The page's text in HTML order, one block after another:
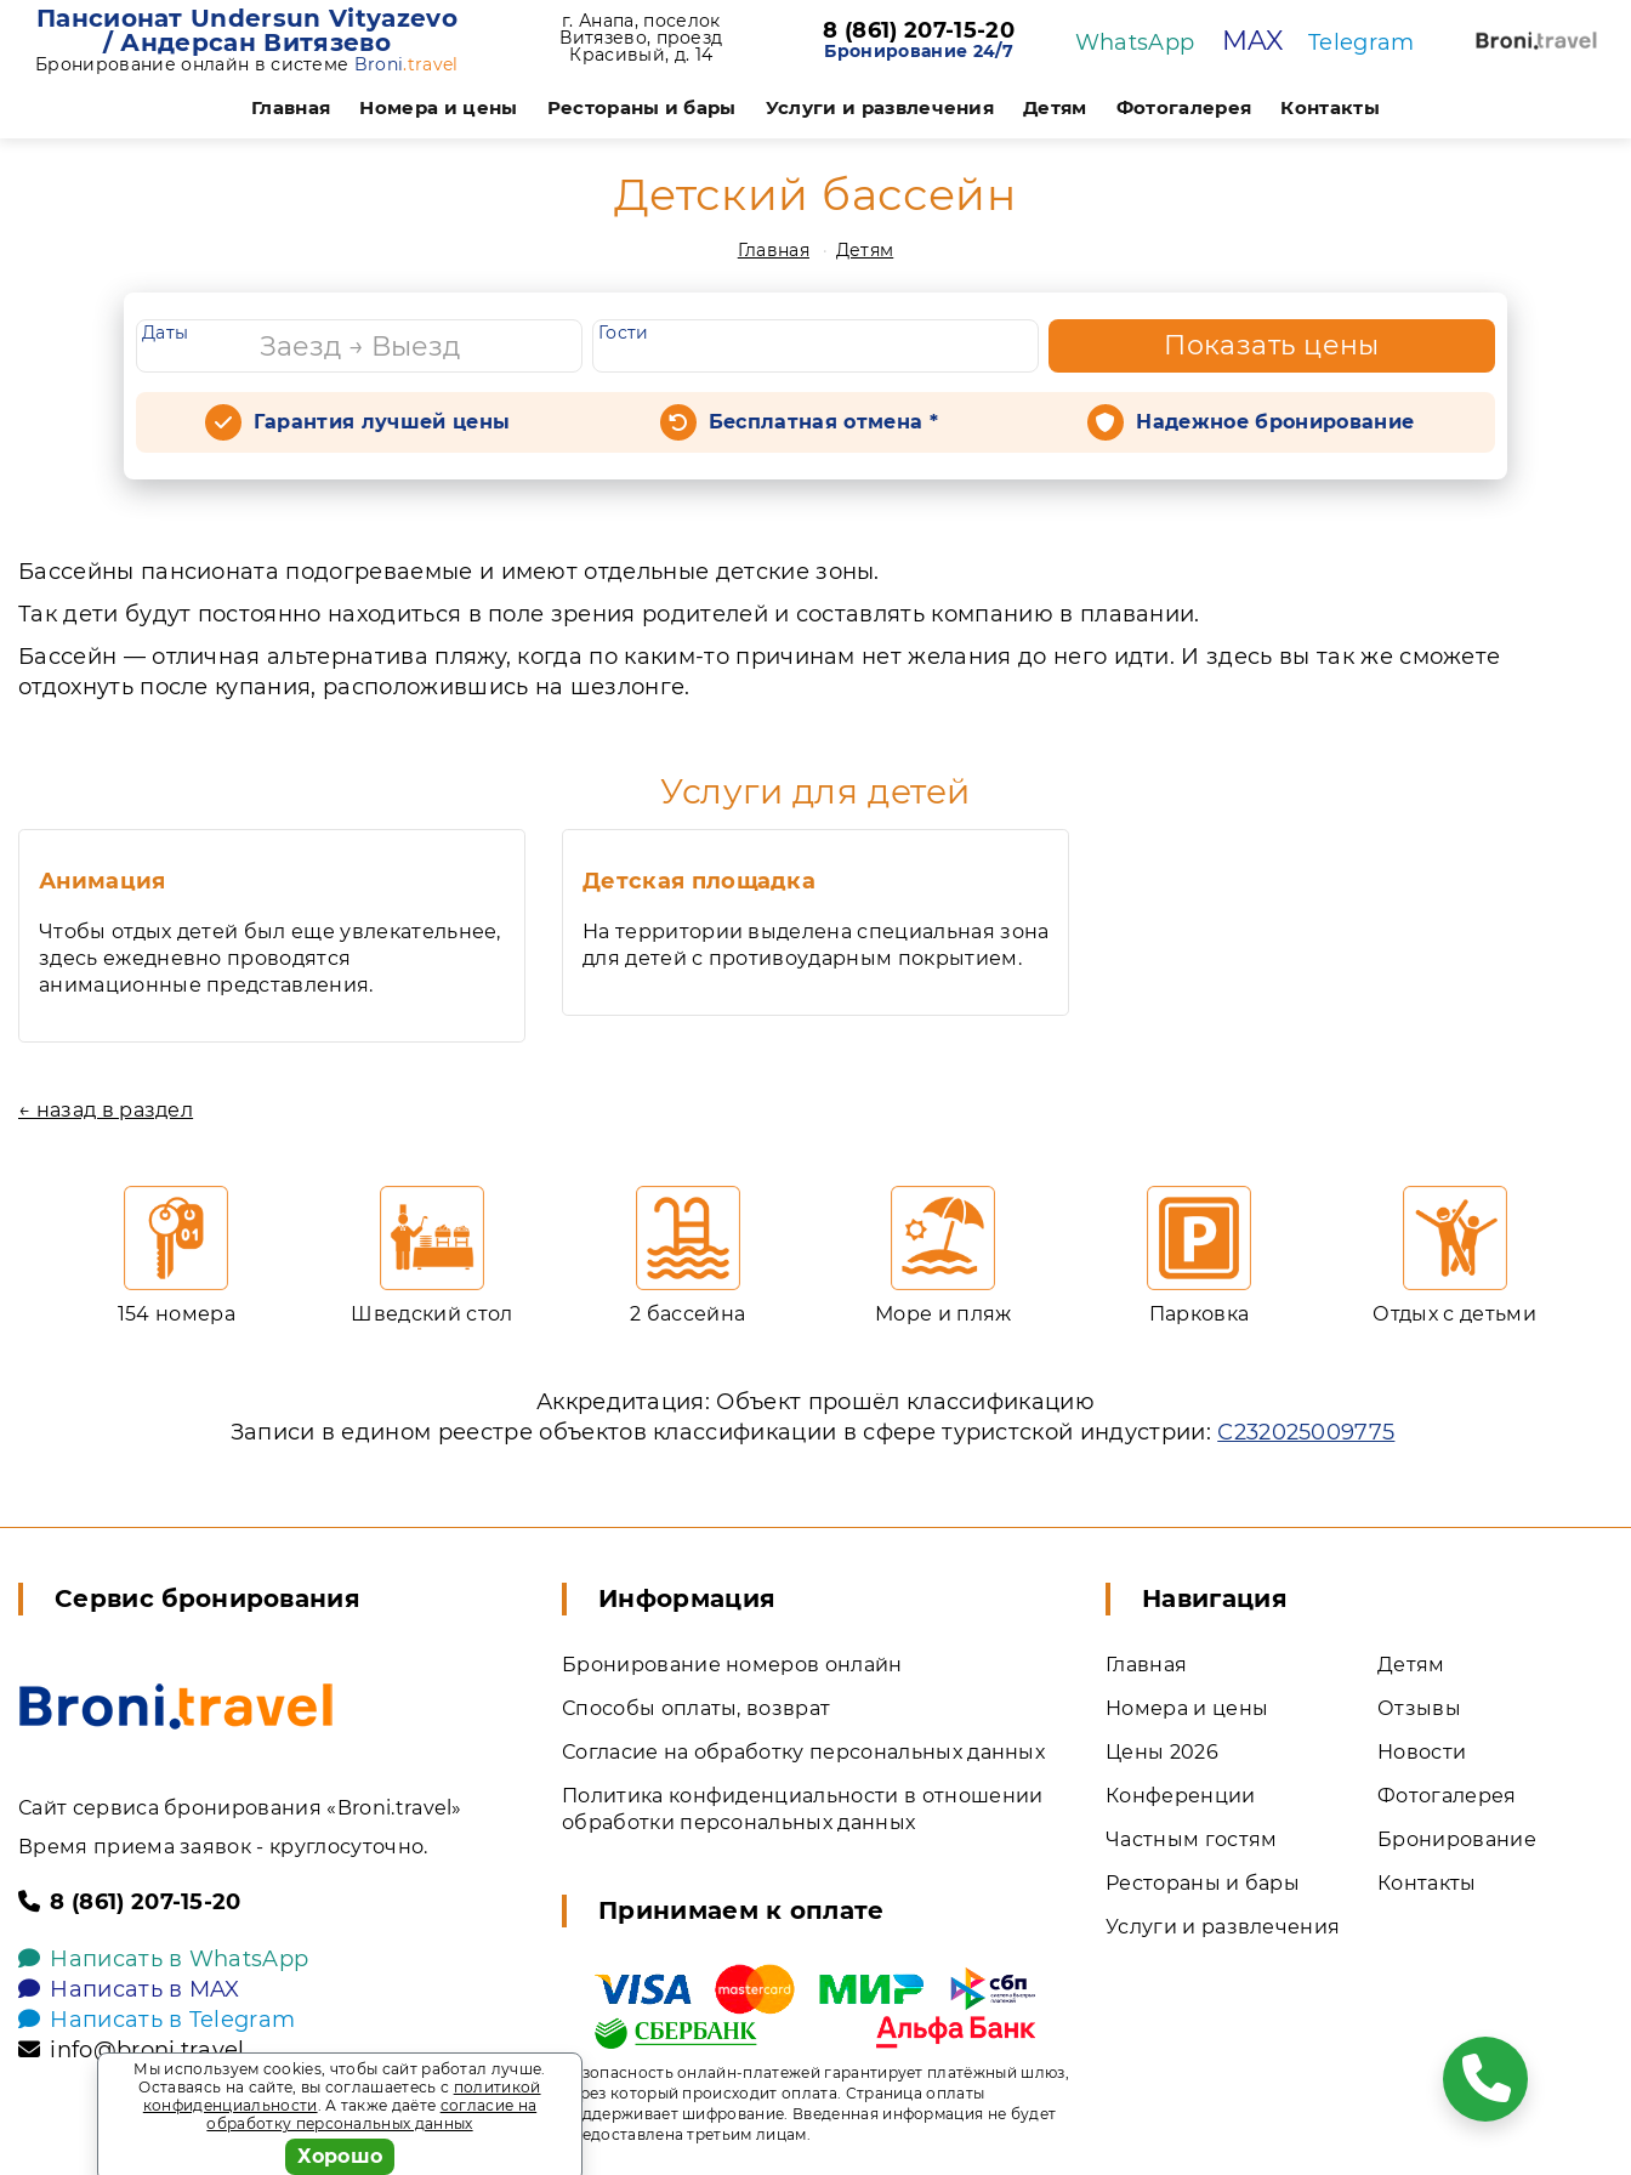
Пансионат Undersun Vityazevo
/ Андерсан Витязево
Бронирование онлайн в системе Broni.travel
г. Анапа, поселок
Витязево, проезд
Красивый, д. 14
8 (861) 207-15-20
Бронирование 24/7 WhatsApp MAX Telegram
Главная Номера и цены Рестораны и бары Услуги и развлечения Детям Фотогалерея Контакты
Детский бассейн
Главная Детям
Даты Гости Показать цены
Гарантия лучшей цены Бесплатная отмена * Надежное бронирование
Бассейны пансионата подогреваемые и имеют отдельные детские зоны.
Так дети будут постоянно находиться в поле зрения родителей и составлять компанию в плавании.
Бассейн — отличная альтернатива пляжу, когда по каким-то причинам нет желания до него идти. И здесь вы так же сможете
отдохнуть после купания, расположившись на шезлонге.
Услуги для детей
Анимация
Чтобы отдых детей был еще увлекательнее,
здесь ежедневно проводятся
анимационные представления.
Детская площадка
На территории выделена специальная зона
для детей с противоударным покрытием.
← назад в раздел
154 номера Шведский стол 2 бассейна Море и пляж Парковка Отдых с детьми
Аккредитация: Объект прошёл классификацию
Записи в едином реестре объектов классификации в сфере туристской индустрии: С232025009775
Сервис бронирования
Сайт сервиса бронирования «Broni.travel»
Время приема заявок - круглосуточно.
8 (861) 207-15-20
Написать в WhatsApp
Написать в MAX
Написать в Telegram
info@broni.travel
Информация
Бронирование номеров онлайн
Способы оплаты, возврат
Согласие на обработку персональных данных
Политика конфиденциальности в отношении
обработки персональных данных
Принимаем к оплате
Безопасность онлайн-платежей гарантирует платёжный шлюз,
через который происходит оплата. Страница оплаты
поддерживает шифрование. Введенная информация не будет
предоставлена третьим лицам.
Навигация
Главная
Номера и цены
Цены 2026
Конференции
Частным гостям
Рестораны и бары
Услуги и развлечения
Детям
Отзывы
Новости
Фотогалерея
Бронирование
Контакты
Мы используем cookies, чтобы сайт работал лучше.
Оставаясь на сайте, вы соглашаетесь с политикой
конфиденциальности. А также даёте согласие на
обработку персональных данных
Хорошо